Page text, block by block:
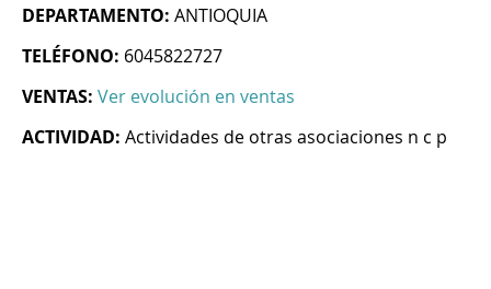
DEPARTAMENTO: ANTIOQUIA
TELÉFONO: 6045822727
VENTAS: Ver evolución en ventas
ACTIVIDAD: Actividades de otras asociaciones n c p